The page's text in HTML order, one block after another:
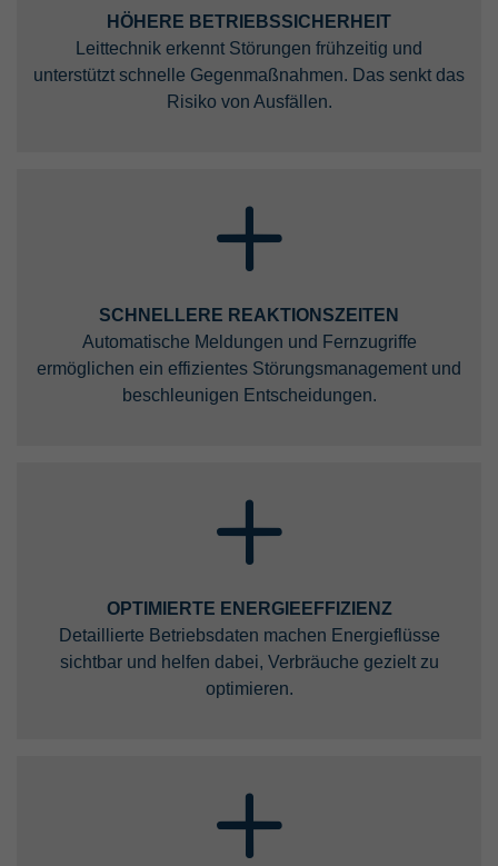
HÖHERE BETRIEBSSICHERHEIT
Leittechnik erkennt Störungen frühzeitig und
unterstützt schnelle Gegen­maßnahmen. Das senkt das
Risiko von Ausfällen.
SCHNELLERE REAKTIONSZEITEN
Automatische Meldungen und Fernzugriffe
ermöglichen ein effizientes Störungs­management und
beschleunigen Entscheidungen.
OPTIMIERTE ENERGIEEFFIZIENZ
Detaillierte Betriebsdaten machen Energieflüsse
sichtbar und helfen dabei, Verbräuche gezielt zu
optimieren.